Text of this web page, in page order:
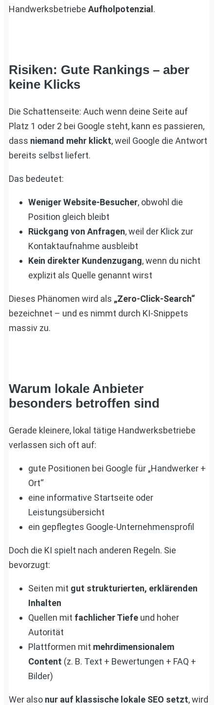
Handwerksbetriebe Aufholpotenzial.
Risiken: Gute Rankings – aber
keine Klicks
Die Schattenseite: Auch wenn deine Seite auf
Platz 1 oder 2 bei Google steht, kann es passieren,
dass niemand mehr klickt, weil Google die Antwort
bereits selbst liefert.
Das bedeutet:
Weniger Website-Besucher, obwohl die
Position gleich bleibt
Rückgang von Anfragen, weil der Klick zur
Kontaktaufnahme ausbleibt
Kein direkter Kundenzugang, wenn du nicht
explizit als Quelle genannt wirst
Dieses Phänomen wird als „Zero-Click-Search“
bezeichnet – und es nimmt durch KI-Snippets
massiv zu.
Warum lokale Anbieter
besonders betroffen sind
Gerade kleinere, lokal tätige Handwerksbetriebe
verlassen sich oft auf:
gute Positionen bei Google für „Handwerker +
Ort“
eine informative Startseite oder
Leistungsübersicht
ein gepflegtes Google-Unternehmensprofil
Doch die KI spielt nach anderen Regeln. Sie
bevorzugt:
Seiten mit gut strukturierten, erklärenden
Inhalten
Quellen mit fachlicher Tiefe und hoher
Autorität
Plattformen mit mehrdimensionalem
Content (z. B. Text + Bewertungen + FAQ +
Bilder)
Wer also nur auf klassische lokale SEO setzt, wird